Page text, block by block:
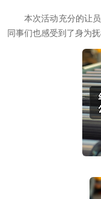
本次活动充分的让
同事们也感受到了身为